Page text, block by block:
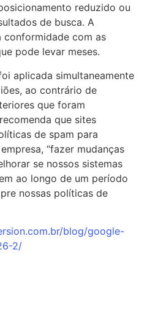
reduzido ou
de busca. A
conformidade com as
pode levar meses.
aplicada simultaneamente
ao contrário de
que foram
que sites
de spam para
“fazer mudanças
se nossos sistemas
ao longo de um período
nossas políticas de
blog/google-
2/